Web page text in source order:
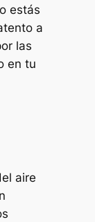
estás
a
las
en tu
aire